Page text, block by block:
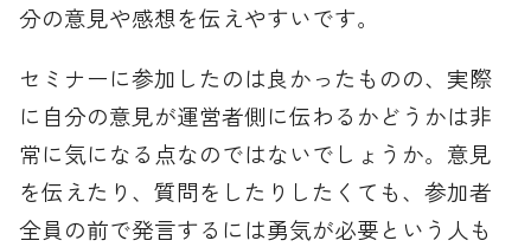
分の意見や感想を伝えやすいです。
セミナーに参加したのは良かったものの、実際
に自分の意見が運営者側に伝わるかどうかは非
常に気になる点なのではないでしょうか。意見
を伝えたり、質問をしたりしたくても、参加者
全員の前で発言するには勇気が必要という人も